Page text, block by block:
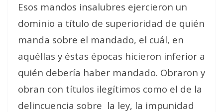
Esos mandos insalubres ejercieron un
dominio a título de superioridad de quién
manda sobre el mandado, el cuál, en
aquéllas y éstas épocas hicieron inferior a
quién debería haber mandado. Obraron y
obran con títulos ilegítimos como el de la
delincuencia sobre la ley, la impunidad